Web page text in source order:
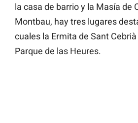
la casa de barrio y la Masía de
Montbau, hay tres lugares
cuales la Ermita de Sant Cebrià
Parque de las Heures.